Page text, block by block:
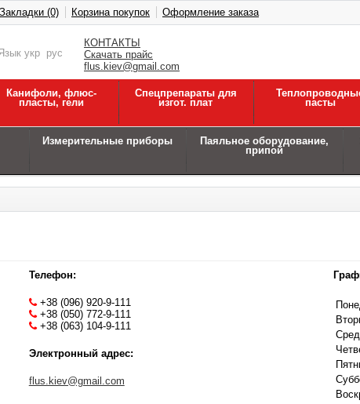
КОНТАКТЫ
Скачать прайс
flus.kiev@gmail.com
укр рус
Закладки (0) Корзина покупок Оформление заказа
Канифоли, флюс-
пласты, гели
Спецпрепараты для
изгот. плат
пасты
Измерительные приборы
Паяльное оборудование,
припой
Телефон:
+38 (096) 920-9-111
+38 (050) 772-9-111
+38 (063) 104-9-111
Электронный адрес:
flus.kiev@gmail.com